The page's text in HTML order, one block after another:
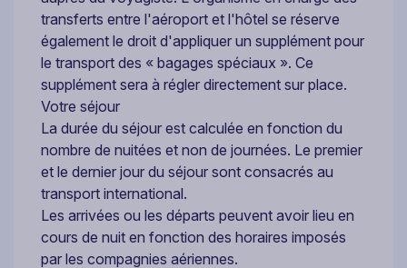
transferts entre l'aéroport et l'hôtel se réserve
également le droit d'appliquer un supplément pour
le transport des « bagages spéciaux ». Ce
supplément sera à régler directement sur place.
Votre séjour
La durée du séjour est calculée en fonction du
nombre de nuitées et non de journées. Le premier
et le dernier jour du séjour sont consacrés au
transport international.
Les arrivées ou les départs peuvent avoir lieu en
cours de nuit en fonction des horaires imposés
par les compagnies aériennes.